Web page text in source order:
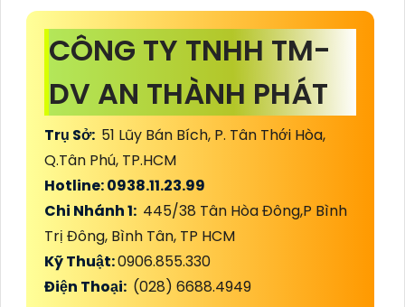
CÔNG TY TNHH TM-
DV AN THÀNH PHÁT
Trụ Sở: 51 Lũy Bán Bích, P. Tân Thới Hòa,
Q.Tân Phú, TP.HCM
Hotline: 0938.11.23.99
Chi Nhánh 1: 445/38 Tân Hòa Đông,P Bình
Trị Đông, Bình Tân, TP HCM
Kỹ Thuật:0906.855.330
Điện Thoại: (028) 6688.4949